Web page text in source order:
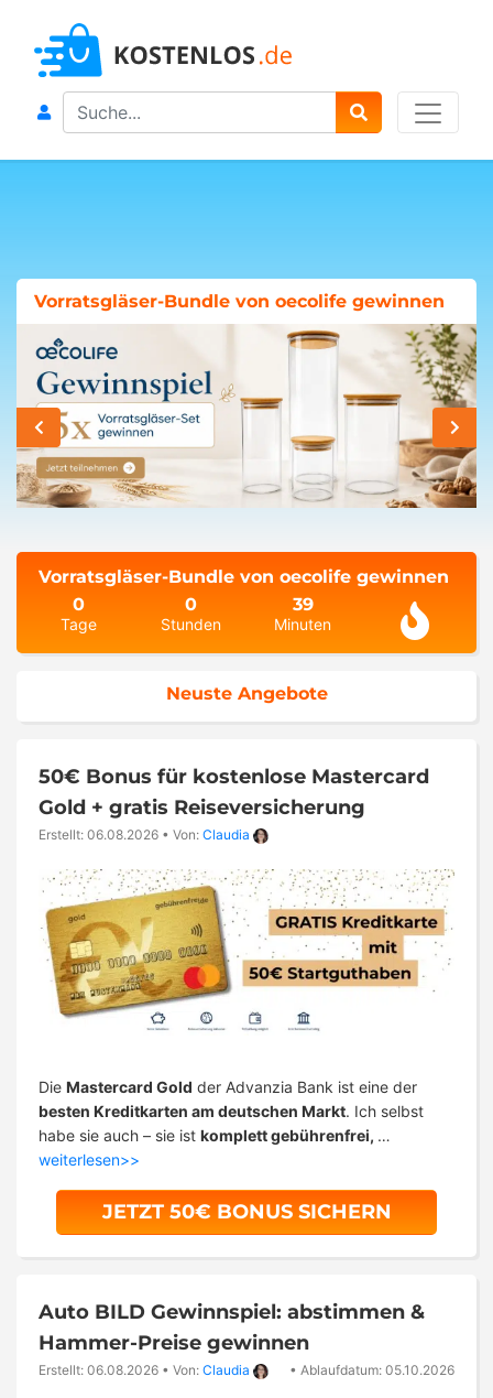
Search
Vorratsgläser-Bundle von oecolife gewinnen
Vorratsgläser-Bundle von oecolife gewinnen
0
Tage
0
Stunden
39
Minuten
Neuste Angebote
50€ Bonus für kostenlose Mastercard
Gold + gratis Reiseversicherung
Erstellt: 06.08.2026 • Von: Claudia
Die Mastercard Gold der Advanzia Bank ist eine der
besten Kreditkarten am deutschen Markt. Ich selbst
habe sie auch – sie ist komplett gebührenfrei, …
weiterlesen>>
JETZT 50€ BONUS SICHERN
Auto BILD Gewinnspiel: abstimmen &
Hammer-Preise gewinnen
Erstellt: 06.08.2026 • Von: Claudia • Ablaufdatum: 05.10.2026